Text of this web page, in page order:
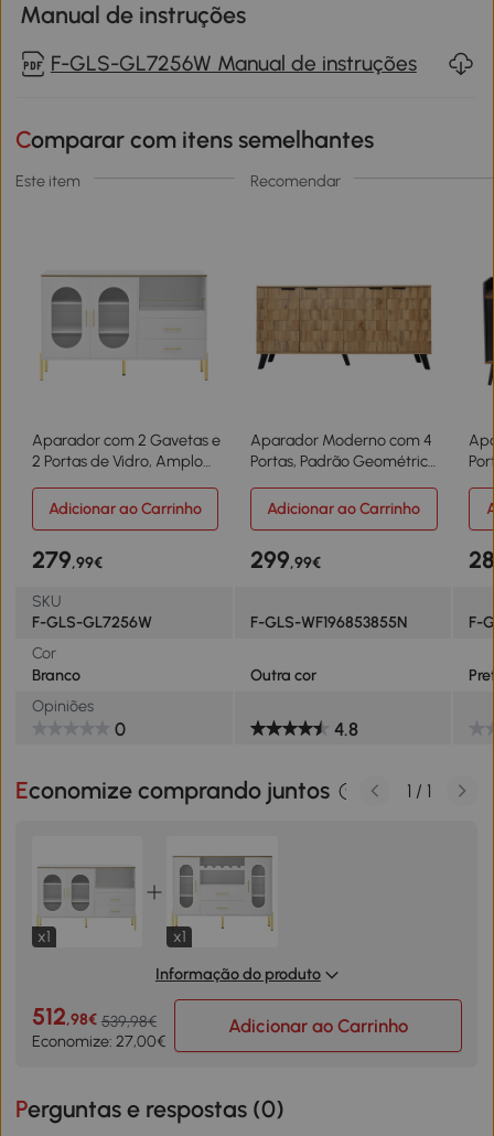
Manual de instruções
F-GLS-GL7256W Manual de instruções
Comparar com itens semelhantes
Este item Recomendar
Aparador com 2 Gavetas e
2 Portas de Vidro, Amplo
140x38x90 cm, Branco
Aparador Moderno com 4
Portas, Padrão Geométrico
Amplo Espaço de
Arrumação, 160,5x35,5x78
Adicionar ao Carrinho
Adicionar ao Carrinho
279,99€ 299,99€
SKU
F-GLS-GL7256W
F-GLS-WF196853855N
F-
Cor
Branco
Outra cor
Opiniões
0 4.8
Economize comprando juntos
x1
x1
Informação do produto
512,98€ 539,98€
Economize: 27,00€
Adicionar ao Carrinho
1 / 1
Perguntas e respostas (0)